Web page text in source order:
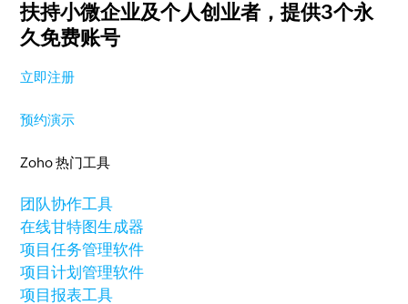
扶持小微企业及个人创业者，提供3个永
久免费账号
立即注册
预约演示
Zoho 热门工具
团队协作工具
在线甘特图生成器
项目任务管理软件
项目计划管理软件
项目报表工具